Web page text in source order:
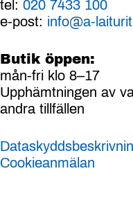
tel: 020 7433 100
e-post: info@a-
Butik öppen:
mån-fri klo 8–17
Upphämtningen av
andra tillfällen
Cookieanmälan